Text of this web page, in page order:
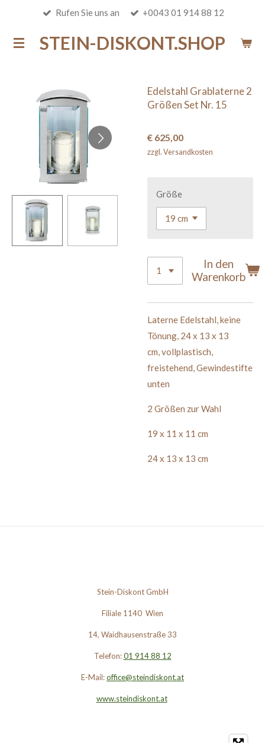
springenSTEIN-DISKONT.SHOP
Rufen Sie uns an +0043 01 914 88 12
Edelstahl Grablaterne 2
Größen Set Nr. 15
€ 625,00
zzgl. Versandkosten
Größe
In den
Warenkorb
Laterne Edelstahl,keine
Tönung, 24 x 13 x 13
cm,vollplastisch,
freistehend, Gewindestifte
unten
2 Größen zur Wahl
19 x 11 x 11 cm
24 x 13 x 13 cm
Stein-Diskont GmbH
Filiale 1140 Wien
14, Waidhausenstraße 33
Telefon: 01 914 88 12
E-Mail:office@steindiskont.at
www.steindiskont.at